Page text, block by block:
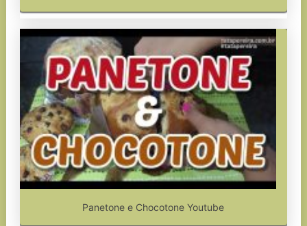
Panetone e Chocotone Youtube